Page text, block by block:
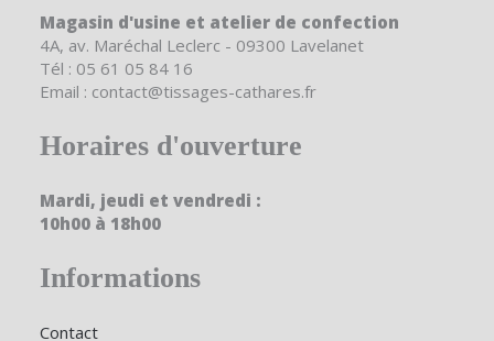
Magasin d'usine et atelier de confection
4A, av. Maréchal Leclerc - 09300 Lavelanet
Tél : 05 61 05 84 16
Email : contact@tissages-cathares.fr
Horaires d'ouverture
Mardi, jeudi et vendredi :
10h00 à 18h00
Informations
Contact